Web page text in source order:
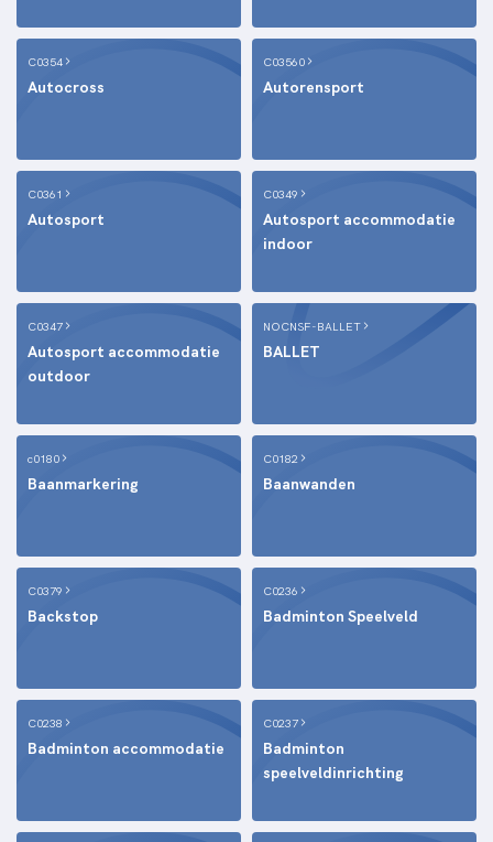
C0354
Autocross
C03560
Autorensport
C0361
Autosport
C0349
Autosport accommodatie
indoor
C0347
Autosport accommodatie
outdoor
NOCNSF-BALLET
BALLET
c0180
Baanmarkering
C0182
Baanwanden
C0379
Backstop
C0236
Badminton Speelveld
C0238
Badminton accommodatie
C0237
Badminton
speelveldinrichting